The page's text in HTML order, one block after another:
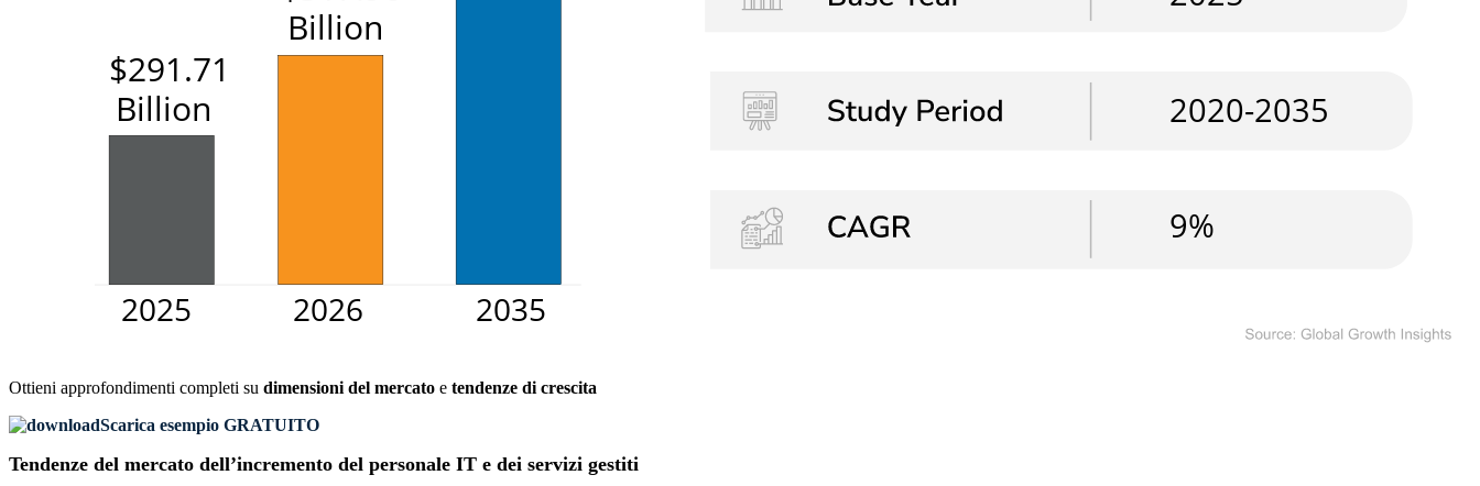
Ottieni approfondimenti completi su dimensioni del mercato e tendenze di crescita
Scarica esempio GRATUITO
Tendenze del mercato dell’incremento del personale IT e dei servizi gestiti